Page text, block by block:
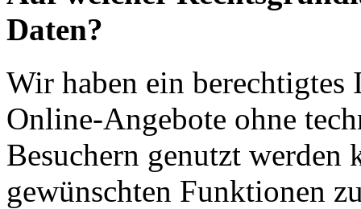
Daten?
Wir haben ein berechtigtes
Online-Angebote ohne
Besuchern genutzt werden
gewünschten Funktionen